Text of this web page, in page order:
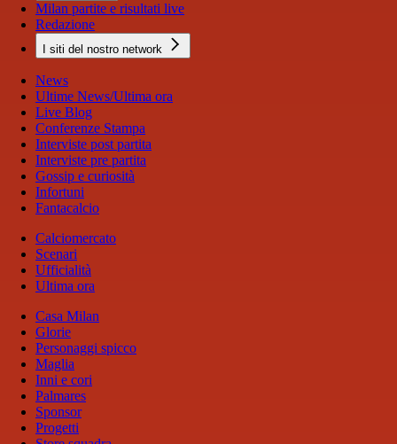
Milan partite e risultati live
Redazione
I siti del nostro network
News
Ultime News/Ultima ora
Live Blog
Conferenze Stampa
Interviste post partita
Interviste pre partita
Gossip e curiosità
Infortuni
Fantacalcio
Calciomercato
Scenari
Ufficialità
Ultima ora
Casa Milan
Glorie
Personaggi spicco
Maglia
Inni e cori
Palmares
Sponsor
Progetti